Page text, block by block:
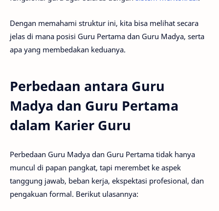
Dengan memahami struktur ini, kita bisa melihat secara
jelas di mana posisi Guru Pertama dan Guru Madya, serta
apa yang membedakan keduanya.
Perbedaan antara Guru
Madya dan Guru Pertama
dalam Karier Guru
Perbedaan Guru Madya dan Guru Pertama tidak hanya
muncul di papan pangkat, tapi merembet ke aspek
tanggung jawab, beban kerja, ekspektasi profesional, dan
pengakuan formal. Berikut ulasannya: